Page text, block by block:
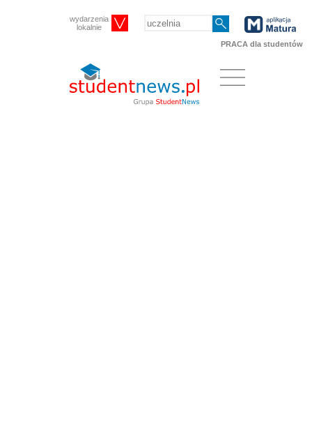
wydarzenia
lokalnie
PRACA dla studentów